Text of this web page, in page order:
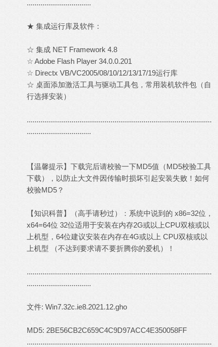
.................................
★ 集成运行库及软件：
☆ 集成 NET Framework 4.8
☆ Adobe Flash Player 34.0.0.201
☆ Directx VB/VC2005/08/10/12/13/17/19运行库
☆ 桌面添加激活工具与驱动工具包，常用装机软件包（自
行选择安装）
...............................................................................................
.................................
【温馨提示】下载完后请校验一下MD5值（MD5校验工具
下载），以防止大文件因传输时损坏引起安装失败！如何
校验MD5？
【知识科普】（高手请秒过）：系统中说到的 x86=32位，
x64=64位 32位适用于安装在内存2G或以上CPU双核或以
上机型，64位建议安装在内存在4G或以上 CPU双核或以
上机型 （不达到要求请不要折腾你的爱机）！
...............................................................................................
.................................
文件: Win7.32c.ie8.2021.12.gho
MD5: 2BE56CB2C659C4C9D97ACC4E350058FF
...............................................................................................